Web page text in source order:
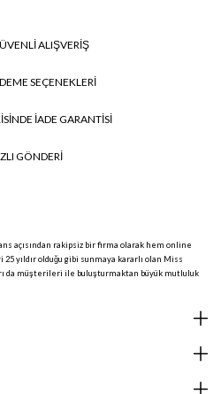
ALIŞVERİŞ
SEÇENEKLERİ
İADE GARANTİSİ
GÖNDERİ
açısından rakipsiz bir firma olarak hem online
yıldır olduğu gibi sunmaya kararlı olan Miss
da müşterileri ile buluşturmaktan büyük mutluluk